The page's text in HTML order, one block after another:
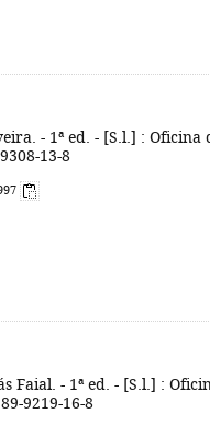
- 1ª ed. - [S.l.] : Oficina
13-8
Faial. - 1ª ed. - [S.l.] :
9219-16-8